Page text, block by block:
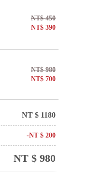
NT$450
NT$ 390
NT$980
NT$ 700
NT $ 1180
-NT $ 200
NT $ 980